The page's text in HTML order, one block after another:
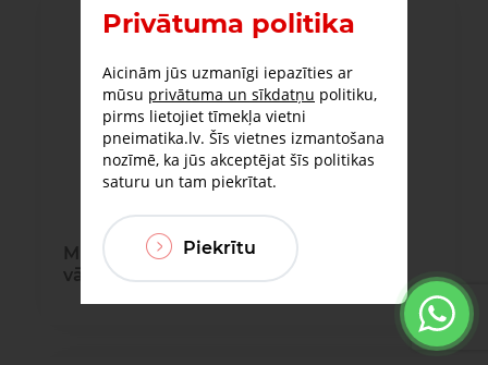
MD sērijas pakāpeniskās palaišanas
vārsti
Privātuma politika
Aicinām jūs uzmanīgi iepazīties ar
mūsu privātuma un sīkdatņu politiku,
pirms lietojiet tīmekļa vietni
pneimatika.lv. Šīs vietnes izmantošana
nozīmē, ka jūs akceptējat šīs politikas
saturu un tam piekrītat.
Piekrītu